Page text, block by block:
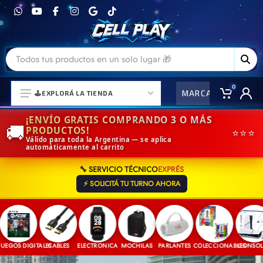
⌚ELECTRONICA Y ACCESORIOS
⛓️ACCESORIOS DE MODA💍
🎒MOCHILAS Y MAS👝
🎧AURICULARES URBANOS🎧
🎮CONSOLAS Y VIDEOJUEGOS
🎵PARLANTES BLUETOOTH🎵
🕹️EXPLORÁ LA TIENDA MARCAS
0
🚚¡ENVÍO GRATIS COMPRANDO 3 O MÁS
PRODUCTOS!
Válido para toda la Argentina — se aplica
automáticamente al carrito
⭐⭐⭐
🔧 SERVICIO TÉCNICOEXPRÉS
⚡ SOLICITÁ TU TURNO AHORA
DIGITALESCABLES ELECTRONICA MOCHILAS PARLANTES COLECCIONABLESCONSOLAS